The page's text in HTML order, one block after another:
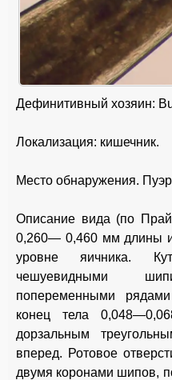
Дефинитивный хозяин:
Локализация: кишечник.
Место обнаружения.
Описание вида (по
0,260— 0,460 мм длины
уровне яичника.
чешуевидными
попеременными
конец тела
дорзальным
вперед. Ротовое
двумя коронами шипов,